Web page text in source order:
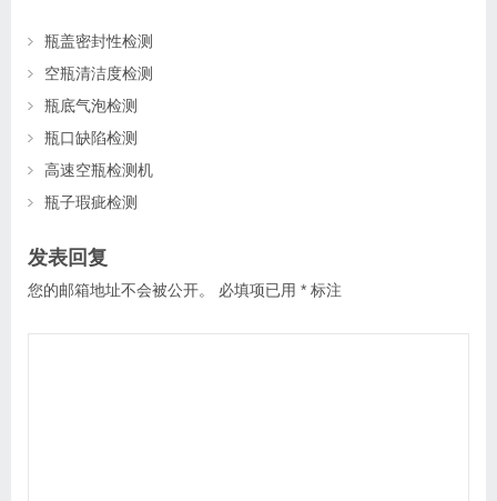
瓶盖密封性检测
空瓶清洁度检测
瓶底气泡检测
瓶口缺陷检测
高速空瓶检测机
瓶子瑕疵检测
发表回复
您的邮箱地址不会被公开。 必填项已用 * 标注